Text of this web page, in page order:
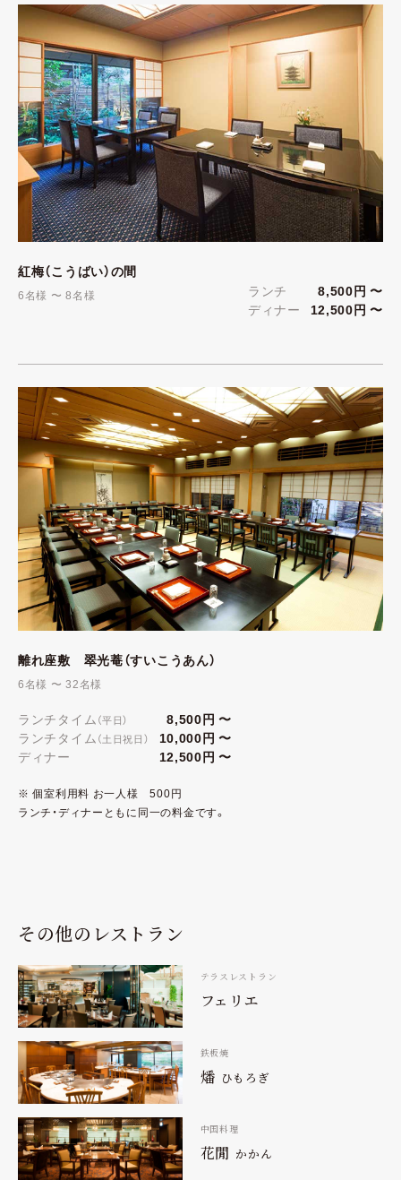
紅梅（こうばい）の間
6名様 〜 8名様 ランチ
8,500円 〜
ディナー
12,500円 〜
離れ座敷 翠光菴（すいこうあん）
6名様 〜 32名様
ランチタイム （平日）
8,500円 〜
ランチタイム （土日祝日）
10,000円 〜
ディナー
12,500円 〜
※ 個室利用料 お一人様 500円
ランチ・ディナーともに同一の料金です。
その他のレストラン
テラスレストラン
フェリエ
鉄板焼
燔 ひもろぎ
中国料理
花閒 かかん